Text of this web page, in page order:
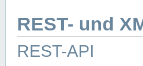
REST- und
REST-API